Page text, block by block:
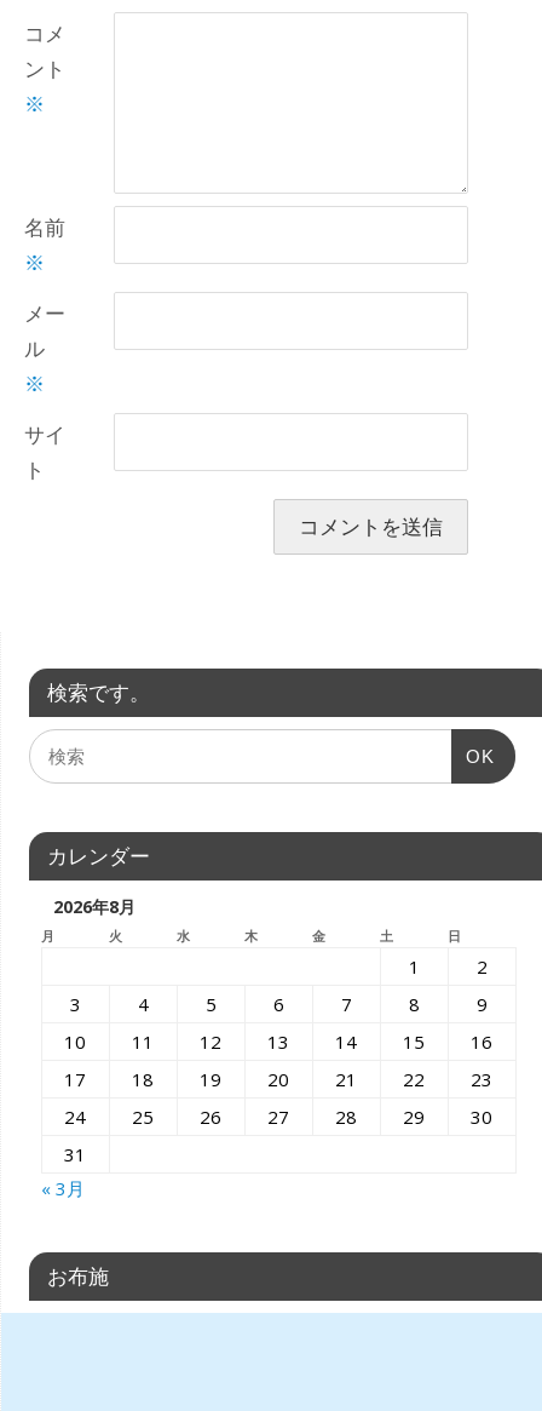
コメ
ント
※
名前
※
メー
ル
※
サイ
ト
検索です。
OK
カレンダー
2026年8月
月 火 水 木 金 土 日
1
2
3
4 5 6 7 8
9
10
11 12 13 14 15
16
17
18 19 20 21 22
23
24
25 26 27 28 29
30
31
« 3月
お布施